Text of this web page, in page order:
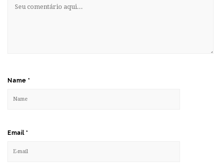
Name *
Email *